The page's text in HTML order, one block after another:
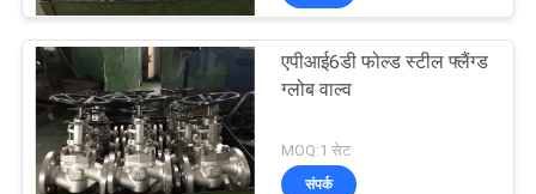
कारखाने
दौरा
एपीआई6डी फोल्ड स्टील फ्लैंग्ड
ग्लोब वाल्व
MOQ:1 सेट
संपर्क